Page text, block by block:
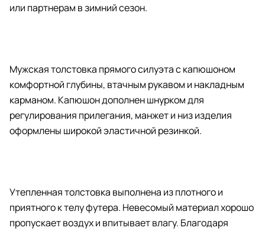
или партнерам в зимний сезон.
Мужская толстовка прямого силуэта с капюшоном
комфортной глубины, втачным рукавом и накладным
карманом. Капюшон дополнен шнурком для
регулирования прилегания, манжет и низ изделия
оформлены широкой эластичной резинкой.
Утепленная толстовка выполнена из плотного и
приятного к телу футера. Невесомый материал хорошо
пропускает воздух и впитывает влагу. Благодаря